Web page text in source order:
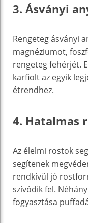
3. Ásványi
Rengeteg ásványi
magnéziumot,
rengeteg fehérjét.
karfiolt az egyik
étrendhez.
4. Hatalmas
Az élelmi rostok
segítenek
rendkívül jó
szívódik fel.
fogyasztása